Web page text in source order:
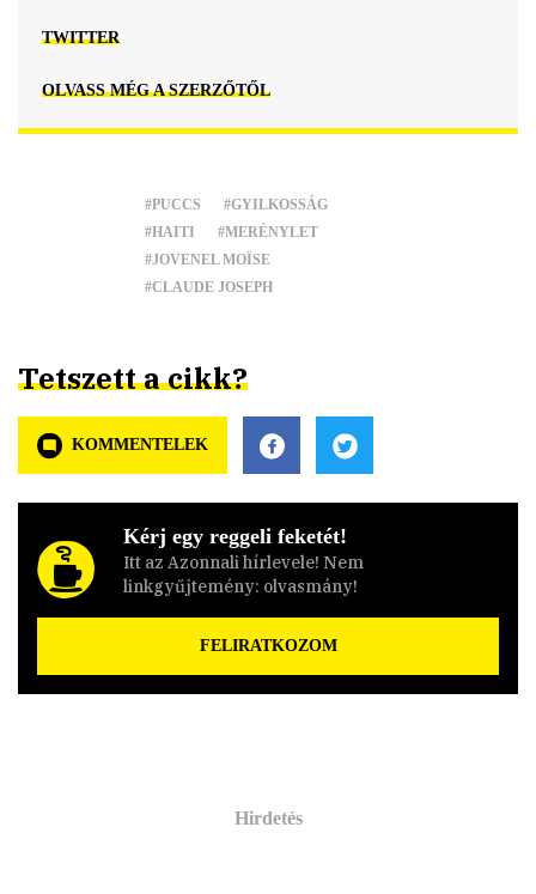
#PUCCS
#GYILKOSSÁG
#HAITI
#MERÉNYLET
#JOVENEL MOÏSE
#CLAUDE JOSEPH
TWITTER
OLVASS MÉG A SZERZŐTŐL
Tetszett a cikk?
KOMMENTELEK
Kérj egy reggeli feketét!
Itt az Azonnali hírlevele! Nem
linkgyűjtemény: olvasmány!
FELIRATKOZOM